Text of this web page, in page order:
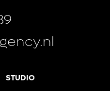
STUDIO